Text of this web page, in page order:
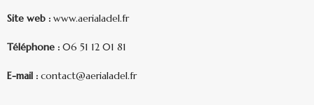
Site web : www.aerialadel.fr
Téléphone : 06 51 12 01 81
E-mail : contact@aerialadel.fr